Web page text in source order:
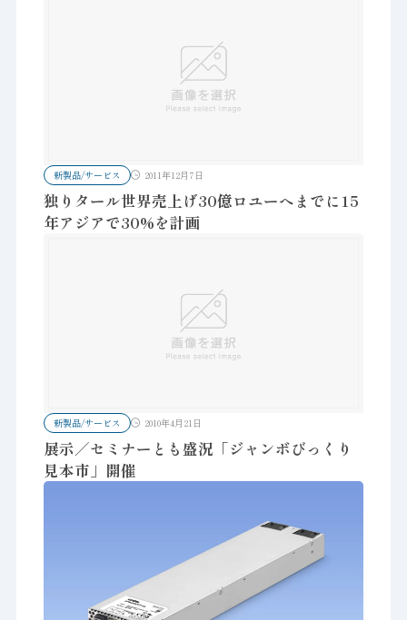
新製品/サービス 2011年12月7日
独りタール世界売上げ30億ロユーへまでに15
年アジアで30%を計画
新製品/サービス 2010年4月21日
展示／セミナーとも盛況「ジャンボびっくり
見本市」開催